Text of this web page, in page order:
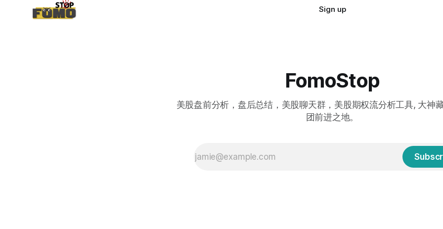
Sign up
FomoStop
美股盘前分析，盘后总结，美股聊天群，美股期权流分析工具, 大神
团前进之地。